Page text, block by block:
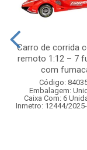
Carro de corrida
remoto 1:12 – 7
com
Código:
Embalagem:
Caixa Com: 6
Inmetro: 12444/2025-